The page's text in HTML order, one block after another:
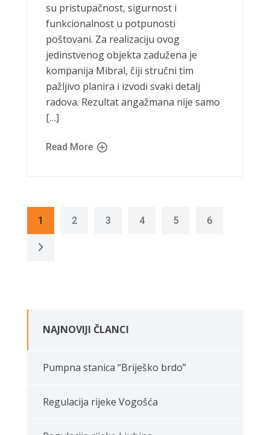
su pristupačnost, sigurnost i
funkcionalnost u potpunosti
poštovani. Za realizaciju ovog
jedinstvenog objekta zadužena je
kompanija Mibral, čiji stručni tim
pažljivo planira i izvodi svaki detalj
radova. Rezultat angažmana nije samo
[…]
Read More
1 2 3 4 5 6
NAJNOVIJI ČLANCI
Pumpna stanica “Briješko brdo”
Regulacija rijeke Vogošća